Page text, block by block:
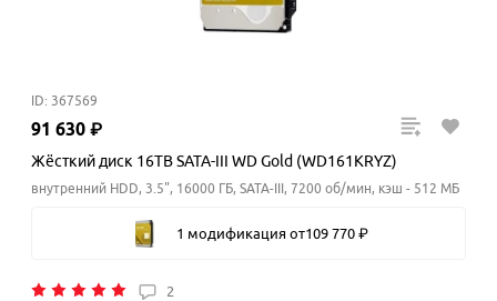
ID: 367569
91 630 ₽
Жёсткий диск 16TB SATA-III WD Gold (WD161KRYZ)
внутренний HDD, 3.5", 16000 ГБ, SATA-III, 7200 об/мин, кэш - 512 МБ
1 модификация от109 770 ₽
2